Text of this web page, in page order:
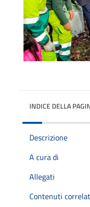
INDICE DELLA
Descrizione
A cura di
Allegati
Contenuti